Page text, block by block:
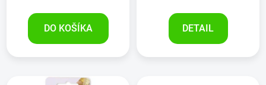
DO KOŠÍKA DETAIL